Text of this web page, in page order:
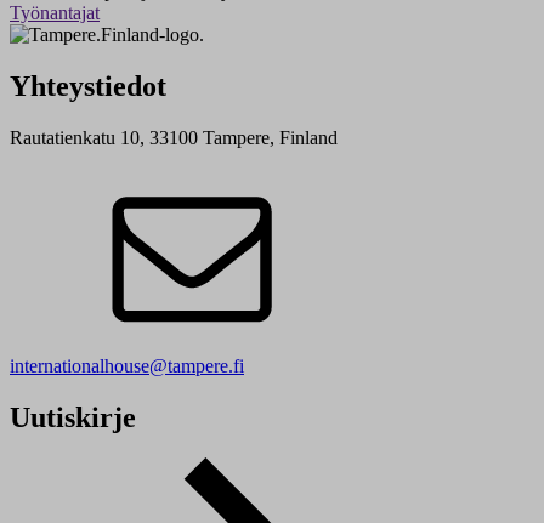
Työnantajat
Yhteystiedot
Rautatienkatu 10, 33100 Tampere, Finland
internationalhouse@tampere.fi
Uutiskirje